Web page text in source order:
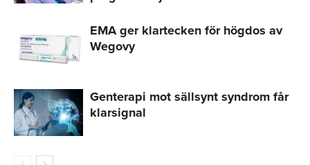
EMA ger klartecken för högdos av
Wegovy
Genterapi mot sällsynt syndrom får
klarsignal